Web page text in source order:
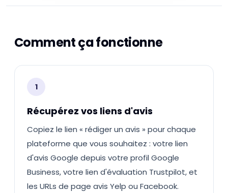
Comment ça fonctionne
1
Récupérez vos liens d'avis
Copiez le lien « rédiger un avis » pour chaque
plateforme que vous souhaitez : votre lien
d'avis Google depuis votre profil Google
Business, votre lien d'évaluation Trustpilot, et
les URLs de page avis Yelp ou Facebook.